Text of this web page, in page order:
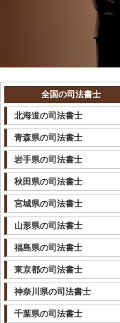
全国の司法書士
北海道の司法書士
青森県の司法書士
岩手県の司法書士
秋田県の司法書士
宮城県の司法書士
山形県の司法書士
福島県の司法書士
東京都の司法書士
神奈川県の司法書士
千葉県の司法書士